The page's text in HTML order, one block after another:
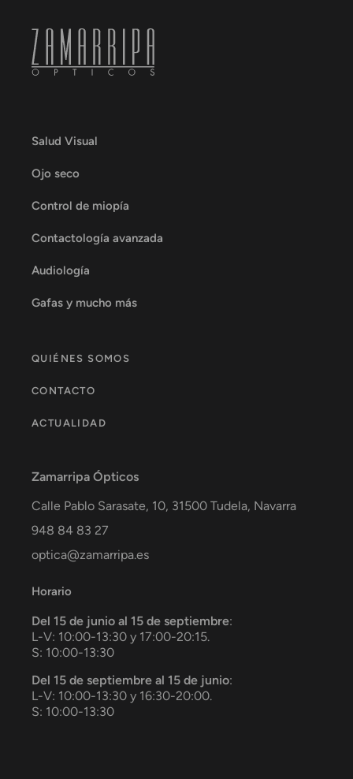
Salud Visual
Ojo seco
Control de miopía
Contactología avanzada
Audiología
Gafas y mucho más
QUIÉNES SOMOS
CONTACTO
ACTUALIDAD
Zamarripa Ópticos
Calle Pablo Sarasate, 10, 31500 Tudela, Navarra
948 84 83 27
optica@zamarripa.es
Horario
Del 15 de junio al 15 de septiembre:
L-V: 10:00-13:30 y 17:00-20:15.
S: 10:00-13:30
Del 15 de septiembre al 15 de junio:
L-V: 10:00-13:30 y 16:30-20:00.
S: 10:00-13:30